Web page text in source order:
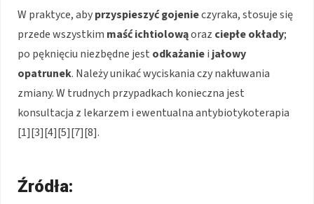
W praktyce, abyprzyspieszyć gojenieczyraka, stosuje się
przede wszystkim maść ichtiolowąoraz ciepłe okłady;
po pęknięciu niezbędne jest odkażaniei jałowy
opatrunek. Należy unikać wyciskania czy nakłuwania
zmiany. W trudnych przypadkach konieczna jest
konsultacja z lekarzem i ewentualna antybiotykoterapia
[1][3][4][5][7][8].
Źródła: